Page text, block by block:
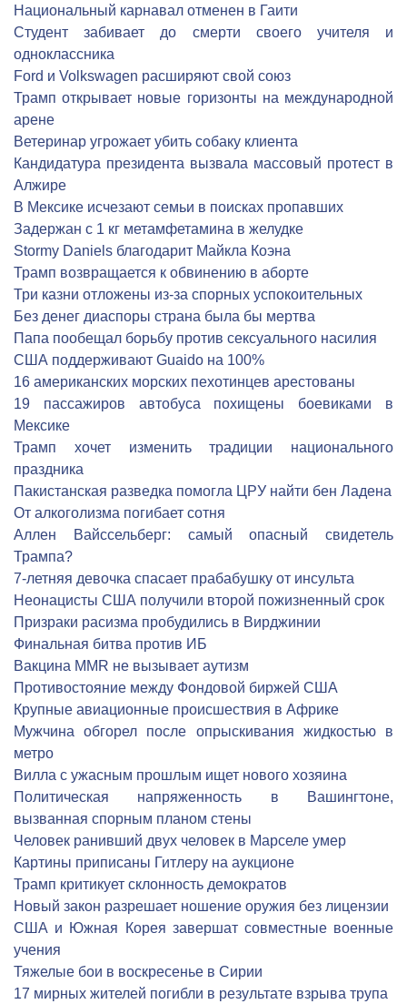
Национальный карнавал отменен в Гаити
Студент забивает до смерти своего учителя и
одноклассника
Ford и Volkswagen расширяют свой союз
Трамп открывает новые горизонты на международной
арене
Ветеринар угрожает убить собаку клиента
Кандидатура президента вызвала массовый протест в
Алжире
В Мексике исчезают семьи в поисках пропавших
Задержан с 1 кг метамфетамина в желудке
Stormy Daniels благодарит Майкла Коэна
Трамп возвращается к обвинению в аборте
Три казни отложены из-за спорных успокоительных
Без денег диаспоры страна была бы мертва
Папа пообещал борьбу против сексуального насилия
США поддерживают Guaido на 100%
16 американских морских пехотинцев арестованы
19 пассажиров автобуса похищены боевиками в
Мексике
Трамп хочет изменить традиции национального
праздника
Пакистанская разведка помогла ЦРУ найти бен Ладена
От алкоголизма погибает сотня
Аллен Вайссельберг: самый опасный свидетель
Трампа?
7-летняя девочка спасает прабабушку от инсульта
Неонацисты США получили второй пожизненный срок
Призраки расизма пробудились в Вирджинии
Финальная битва против ИБ
Вакцина MMR не вызывает аутизм
Противостояние между Фондовой биржей США
Крупные авиационные происшествия в Африке
Мужчина обгорел после опрыскивания жидкостью в
метро
Вилла с ужасным прошлым ищет нового хозяина
Политическая напряженность в Вашингтоне,
вызванная спорным планом стены
Человек ранивший двух человек в Марселе умер
Картины приписаны Гитлеру на аукционе
Трамп критикует склонность демократов
Новый закон разрешает ношение оружия без лицензии
США и Южная Корея завершат совместные военные
учения
Тяжелые бои в воскресенье в Сирии
17 мирных жителей погибли в результате взрыва трупа